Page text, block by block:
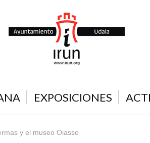
EXPOSICIONES
y el museo Oiasso